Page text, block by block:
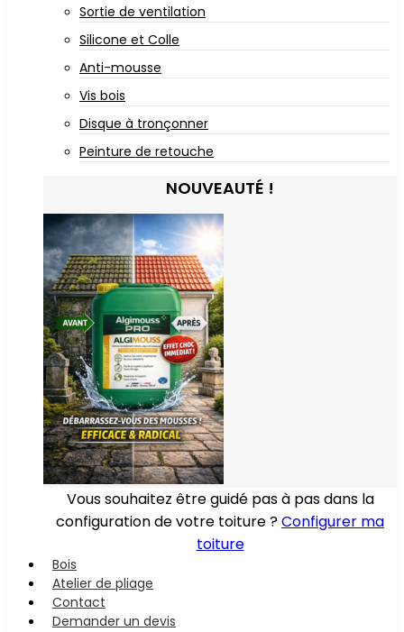
Sortie de ventilation
Silicone et Colle
Anti-mousse
Vis bois
Disque à tronçonner
Peinture de retouche
NOUVEAUTÉ !
Vous souhaitez être guidé pas à pas dans la
configuration de votre toiture ?Configurer ma
toiture
Bois
Atelier de pliage
Contact
Demander un devis